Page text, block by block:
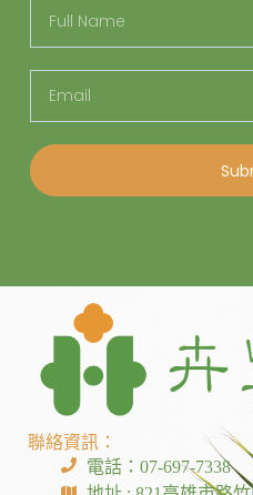
聯絡資訊：
電話：07-697-7338